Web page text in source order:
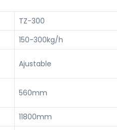
TZ-300
150-300kg/h
Ajustable
560mm
11800mm